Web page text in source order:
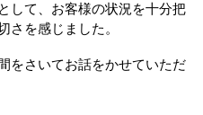
して、お客様の状況を十分把
さを感じました。
をさいてお話をかせていただ